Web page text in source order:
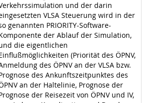
und der darin
VLSA Steuerung wird in der
genannten PRIORITY-Software-
der Ablauf der Simulation,
die eigentlichen
(Priorität des ÖPNV,
des ÖPNV an der VLSA bzw.
des Ankunftszeitpunktes des
an der Haltelinie, Prognose der
der Reisezeit von ÖPNV und IV,